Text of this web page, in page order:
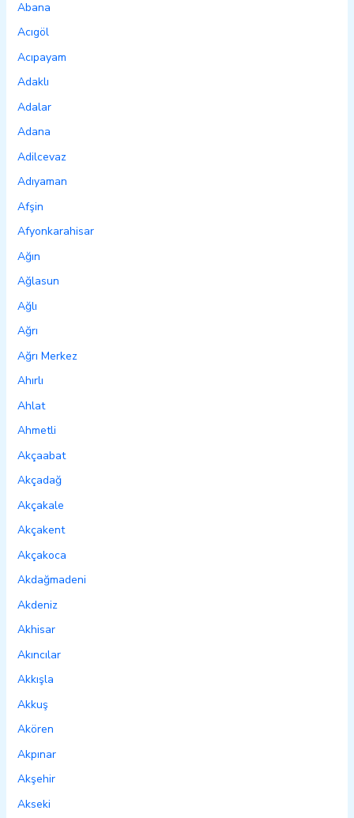
Abana
Acıgöl
Acıpayam
Adaklı
Adalar
Adana
Adilcevaz
Adıyaman
Afşin
Afyonkarahisar
Ağın
Ağlasun
Ağlı
Ağrı
Ağrı Merkez
Ahırlı
Ahlat
Ahmetli
Akçaabat
Akçadağ
Akçakale
Akçakent
Akçakoca
Akdağmadeni
Akdeniz
Akhisar
Akıncılar
Akkışla
Akkuş
Akören
Akpınar
Akşehir
Akseki